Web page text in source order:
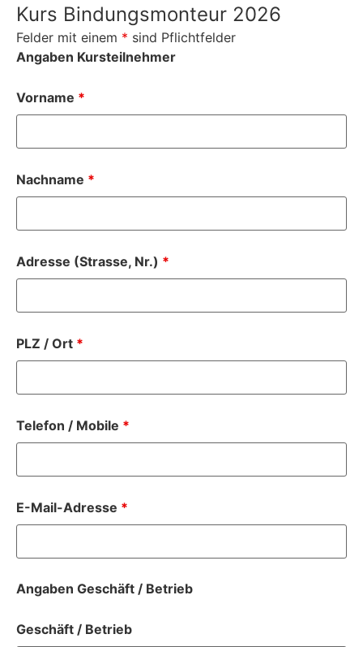
Kurs Bindungsmonteur 2026
Felder mit einem * sind Pflichtfelder
Angaben Kursteilnehmer
Vorname *
Nachname *
Adresse (Strasse, Nr.) *
PLZ / Ort *
Telefon / Mobile *
E-Mail-Adresse *
Angaben Geschäft / Betrieb
Geschäft / Betrieb